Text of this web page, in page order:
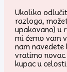
Ukoliko
razloga,
upakovano) u
mi ćemo vam
nam navedete
vratimo
kupac u celosti.